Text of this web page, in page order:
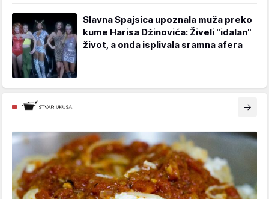
Slavna Spajsica upoznala muža preko
kume Harisa Džinovića: Živeli "idalan"
život, a onda isplivala sramna afera